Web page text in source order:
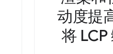
动度提
将 LCP